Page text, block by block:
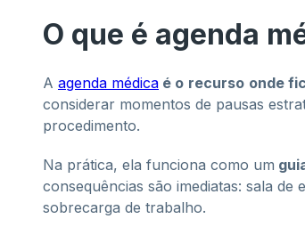
O que é agenda
A agenda médica é o recurso onde
considerar momentos de pausas
procedimento.
Na prática, ela funciona como um
consequências são imediatas: sala de
sobrecarga de trabalho.